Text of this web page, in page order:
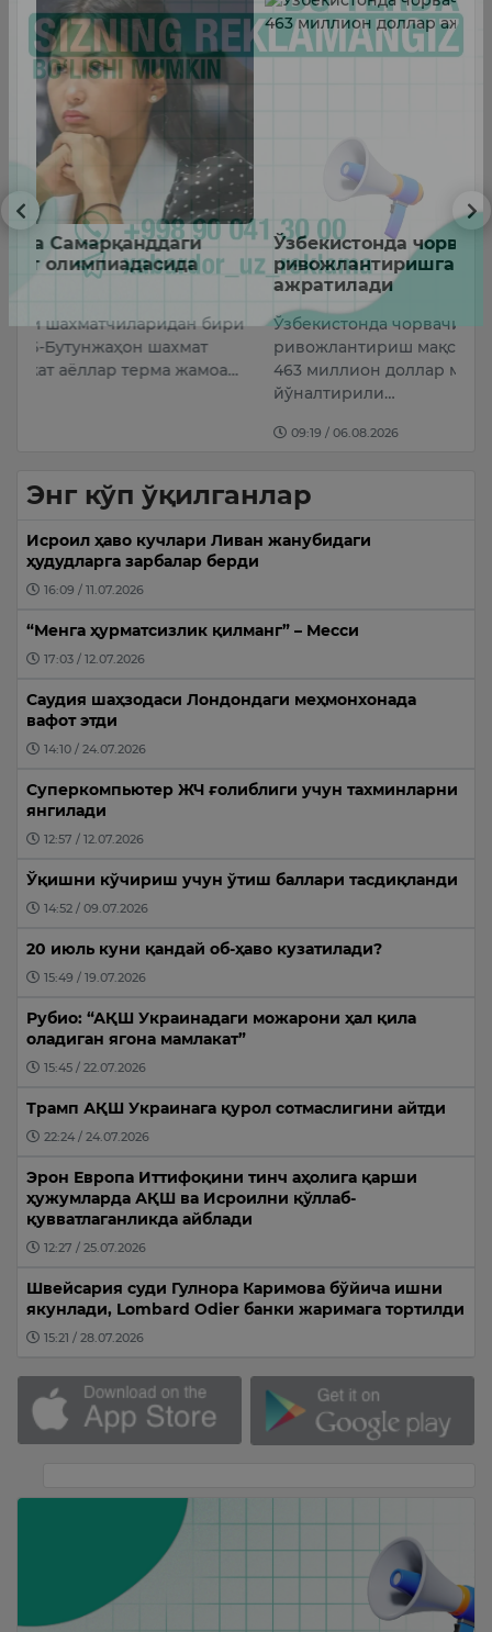
Ўзбекистонда чорвачиликни
ривожлантиришга 463 миллион доллар
ажратилади
Ўзбекистонда чорвачилик тармоғини
ривожлантириш мақсадида 2026–2028 йилларда
463 миллион доллар миқдорида маблағ
Энг кўп ўқилганлар
Исроил ҳаво кучлари Ливан жанубидаги
ҳудудларга зарбалар берди
16:09 / 11.07.2026
“Менга ҳурматсизлик қилманг” – Месси
17:03 / 12.07.2026
Саудия шаҳзодаси Лондондаги меҳмонхонада
вафот этди
14:10 / 24.07.2026
Суперкомпьютер ЖЧ ғолиблиги учун тахминларни
янгилади
12:57 / 12.07.2026
Ўқишни кўчириш учун ўтиш баллари тасдиқланди
14:52 / 09.07.2026
20 июль куни қандай об-ҳаво кузатилади?
15:49 / 19.07.2026
Рубио: “АҚШ Украинадаги можарони ҳал қила
оладиган ягона мамлакат”
15:45 / 22.07.2026
Трамп АҚШ Украинага қурол сотмаслигини айтди
22:24 / 24.07.2026
Эрон Европа Иттифоқини тинч аҳолига қарши
ҳужумларда АҚШ ва Исроилни қўллаб-
қувватлаганликда айблади
12:27 / 25.07.2026
Швейсария суди Гулнора Каримова бўйича ишни
якунлади, Lombard Odier банки жаримага тортилди
15:21 / 28.07.2026